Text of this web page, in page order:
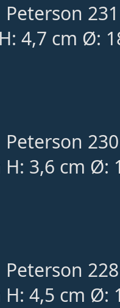
Peterson
4,7 cm Ø:
Peterson
3,6 cm Ø:
Peterson
4,5 cm Ø: